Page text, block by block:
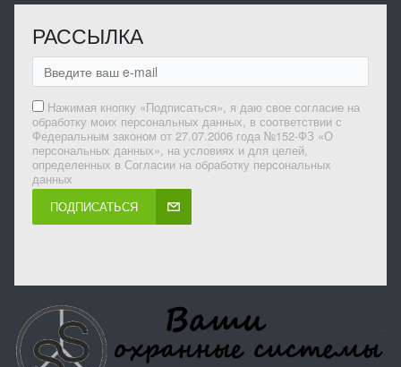
РАССЫЛКА
Нажимая кнопку «Подписаться», я даю свое согласие на
обработку моих персональных данных, в соответствии с
Федеральным законом от 27.07.2006 года №152-ФЗ «О
персональных данных», на условиях и для целей,
определенных в Согласии на обработку персональных
данных
ПОДПИСАТЬСЯ